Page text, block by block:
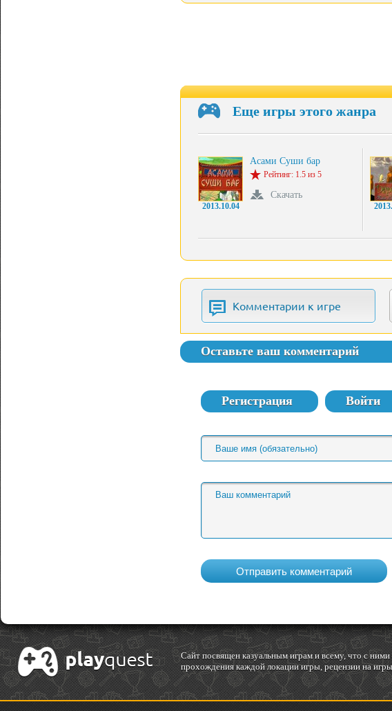
Еще игры этого жанра
2013.10.04
Асами Суши бар
Рейтинг: 1.5 из 5
Скачать
Комментарии к игре
Оставьте ваш комментарий
Регистрация Войти
Cайт посвящен казуальным играм и всему, что с
прохождения каждой локации игры, рецензии на